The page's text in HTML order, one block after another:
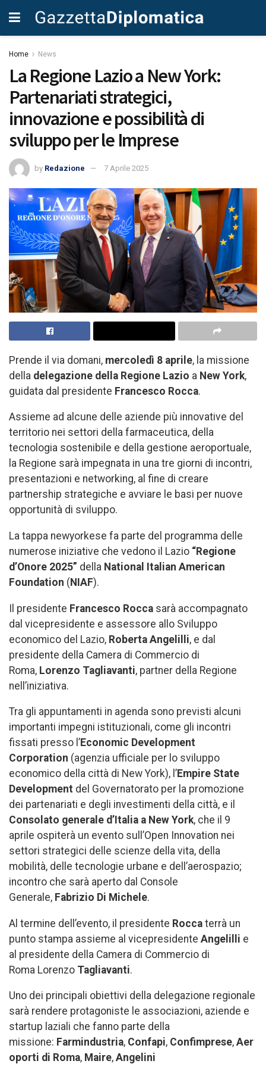
Home News
La Regione Lazio a New York:
Partenariati strategici,
innovazione e possibilità di
sviluppo per le Imprese
by Redazione 7 Aprile 2025
Prende il via domani, mercoledì 8 aprile, la missione
della delegazione della Regione Lazio a New York,
guidata dal presidente Francesco Rocca.
Assieme ad alcune delle aziende più innovative del
territorio nei settori della farmaceutica, della
tecnologia sostenibile e della gestione aeroportuale,
la Regione sarà impegnata in una tre giorni di incontri,
presentazioni e networking, al fine di creare
partnership strategiche e avviare le basi per nuove
opportunità di sviluppo.
La tappa newyorkese fa parte del programma delle
numerose iniziative che vedono il Lazio “Regione
d’Onore 2025” della National Italian American
Foundation (NIAF).
Il presidente Francesco Rocca sarà accompagnato
dal vicepresidente e assessore allo Sviluppo
economico del Lazio, Roberta Angelilli, e dal
presidente della Camera di Commercio di
Roma, Lorenzo Tagliavanti, partner della Regione
nell’iniziativa.
Tra gli appuntamenti in agenda sono previsti alcuni
importanti impegni istituzionali, come gli incontri
fissati presso l’Economic Development
Corporation (agenzia ufficiale per lo sviluppo
economico della città di New York), l’Empire State
Development del Governatorato per la promozione
dei partenariati e degli investimenti della città, e il
Consolato generale d’Italia a New York, che il 9
aprile ospiterà un evento sull’Open Innovation nei
settori strategici delle scienze della vita, della
mobilità, delle tecnologie urbane e dell’aerospazio;
incontro che sarà aperto dal Console
Generale, Fabrizio Di Michele.
Al termine dell’evento, il presidente Rocca terrà un
punto stampa assieme al vicepresidente Angelilli e
al presidente della Camera di Commercio di
Roma Lorenzo Tagliavanti.
Uno dei principali obiettivi della delegazione regionale
sarà rendere protagoniste le associazioni, aziende e
startup laziali che fanno parte della
missione: Farmindustria, Confapi, Confimprese, Aer
oporti di Roma, Maire, Angelini